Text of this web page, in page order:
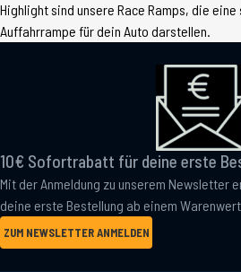
Highlight sind unsere Race Ramps, die
Auffahrrampe für dein Auto darstellen.
10€ Sofortrabatt für deine erste
Mit der Anmeldung zu unserem Newsletter
deine erste Bestellung ab einem
ZUM NEWSLETTER ANMELDEN